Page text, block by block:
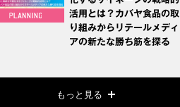
活用とは？カバヤ食品の取
り組みからリテールメディ
アの新たな勝ち筋を探る
もっと見る